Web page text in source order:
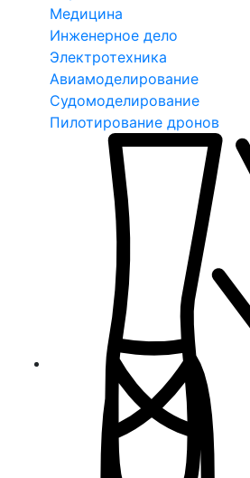
Медицина
Инженерное дело
Электротехника
Авиамоделирование
Судомоделирование
Пилотирование дронов